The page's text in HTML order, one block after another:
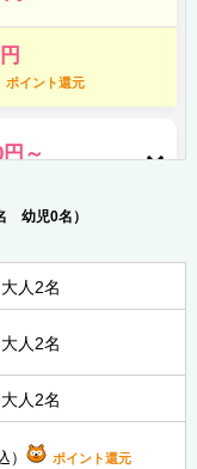
ポイント還元
～
円～
円～
幼児0名）
大人2名
大人2名
大人2名
） ポイント還元